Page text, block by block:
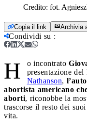
Credito: fot.
Copia il link Archivia
Condividi su :
H o incontrato
presentazione
Nathanson,
abortista americano
aborti, riconobbe la
trascorse il resto dei
vita.